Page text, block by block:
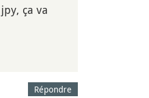
ça va
Répondre